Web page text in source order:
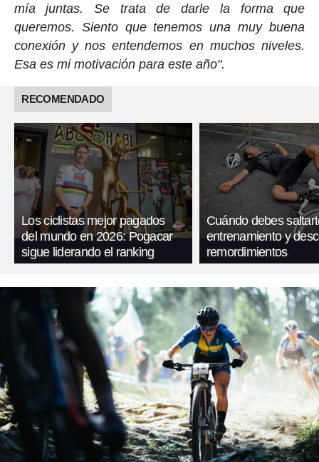
mía juntas. Se trata de darle la forma que
queremos. Siento que tenemos una muy buena
conexión y nos entendemos en muchos niveles.
Esa es mi motivación para este año".
RECOMENDADO
Los ciclistas mejor pagados
del mundo en 2026: Pogacar
sigue liderando el ranking
Cuándo debes
entrenamiento y
remordimientos